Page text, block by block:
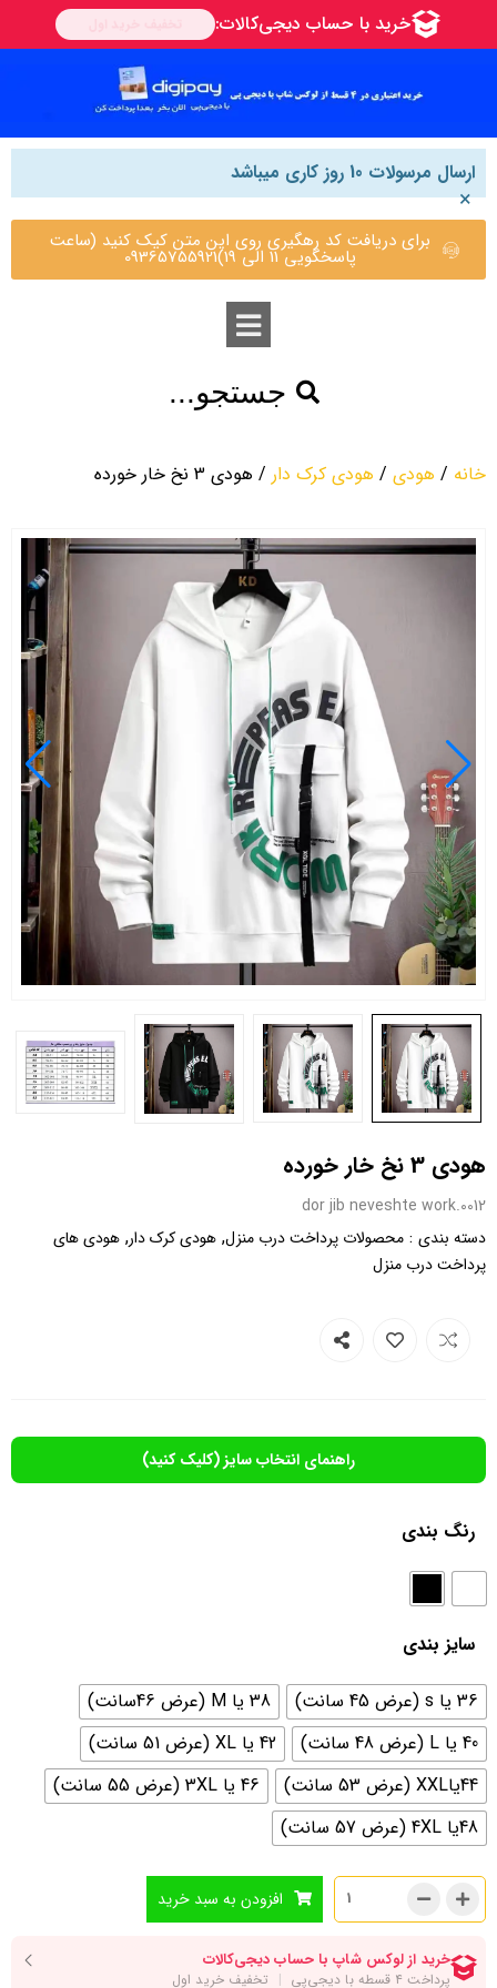
ارسال مرسولات 10 روز کاری میباشد
×
برای دریافت کد رهگیری روی این متن کیک کنید (ساعت
پاسخگویی 11 الی 19)09365755921
جستجو...
خانه / هودی / هودی کرک دار / هودی 3 نخ خار خورده
هودی 3 نخ خار خورده
0012.dor jib neveshte work
دسته بندی : محصولات پرداخت درب منزل, هودی کرک دار, هودی های
پرداخت درب منزل
راهنمای انتخاب سایز (کلیک کنید)
رنگ بندی
سایز بندی
36 یا s (عرض 45 سانت)
38 یا M (عرض 46سانت)
40 یا L (عرض 48 سانت)
42 یا XL (عرض 51 سانت)
44یاXXL (عرض 53 سانت)
46 یا 3XL (عرض 55 سانت)
48یا 4XL (عرض 57 سانت)
افزودن به سبد خرید